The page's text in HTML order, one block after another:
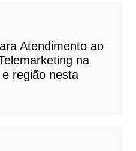
Atendimento ao
na
região nesta